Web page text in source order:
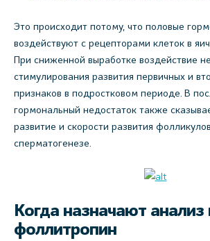
Это происходит потому, что половые
воздействуют с рецепторами клеток в
При сниженной выработке воздействие
стимулирования развития первичных и
признаков в подростковом периоде. В
гормональный недостаток также
развитие и скорости развития
сперматогенезе.
Когда назначают анализ
фоллитропин